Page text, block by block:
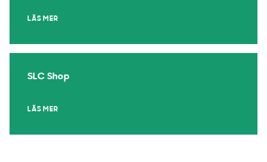
LÄS MER
SLC Shop
LÄS MER